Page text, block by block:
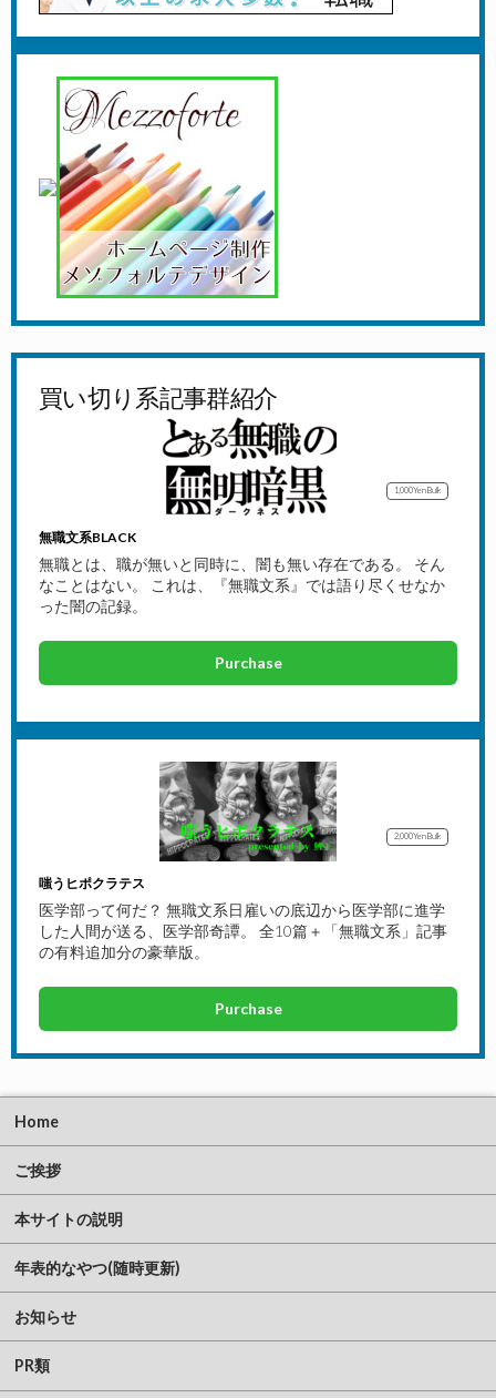
買い切り系記事群紹介
1,000YenBulk
無職文系BLACK
無職とは、職が無いと同時に、闇も無い存在である。 そん
なことはない。 これは、『無職文系』では語り尽くせなか
った闇の記録。
Purchase
2,000YenBulk
嗤うヒポクラテス
医学部って何だ？ 無職文系日雇いの底辺から医学部に進学
した人間が送る、医学部奇譚。 全10篇＋「無職文系」記事
の有料追加分の豪華版。
Purchase
Home
ご挨拶
本サイトの説明
年表的なやつ(随時更新)
お知らせ
PR類